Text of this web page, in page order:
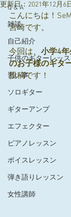
Q & A
雑談
自己紹介
子供のギターレッ
習い事
ソロギター
ギターアンプ
エフェクター
ピアノレッスン
ボイスレッスン
弾き語りレッスン
女性講師
更新日： 2021年12月6
こんにちは！
宮崎です。
今回は、 小学4
のお子様のギタ
投稿です！